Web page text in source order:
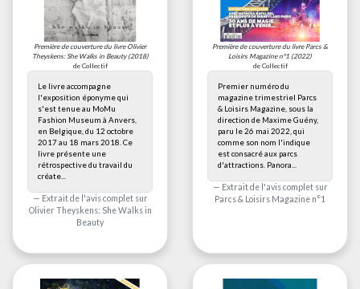
Première de couverture du livre Olivier
Theyskens: She Walks in Beauty(2018)
de Collectif
Le livre accompagne
l'exposition éponyme qui
s'est tenue au MoMu
Fashion Museum à Anvers,
en Belgique, du 12 octobre
2017 au 18 mars 2018. Ce
livre présente une
rétrospective du travail du
créate...
Extrait de l'avis complet sur
Olivier Theyskens: She Walks in
Beauty
Première de couverture du livre Parcs &
Loisirs Magazine n°1 (2022)
de Collectif
Premier numéro du
magazine trimestriel Parcs
& Loisirs Magazine, sous la
direction de Maxime Guény,
paru le 26 mai 2022, qui
comme son nom l'indique
est consacré aux parcs
d'attractions. Panora...
Extrait de l'avis complet sur
Parcs & Loisirs Magazine n°1